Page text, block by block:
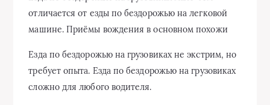
отличается от езды по бездорожью на легковой
машине. Приёмы вождения в основном похожи
Езда по бездорожью на грузовиках не экстрим, но
требует опыта. Езда по бездорожью на грузовиках
сложно для любого водителя.